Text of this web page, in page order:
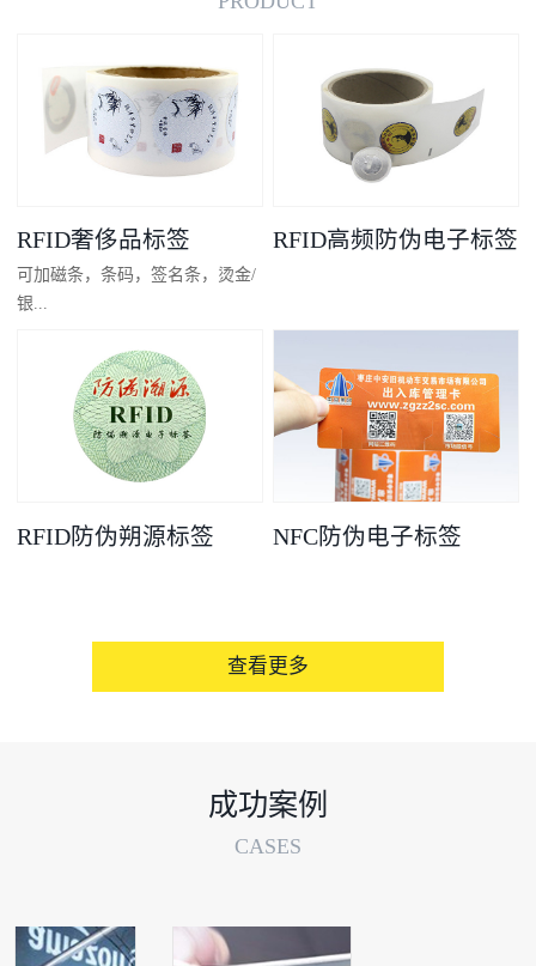
RFID奢侈品标签
可加磁条，条码，签名条，烫金/
银...
凸码，金/银底
RFID高频防伪电子标签
RFID防伪朔源标签 NFC防伪电子标签
查看更多
成功案例
CASES